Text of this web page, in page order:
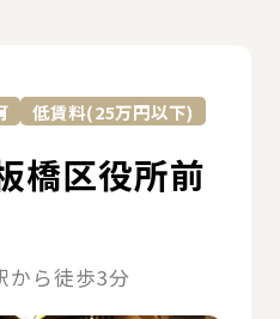
低賃料(25万円以下)
橋区役所前
ら徒歩3分